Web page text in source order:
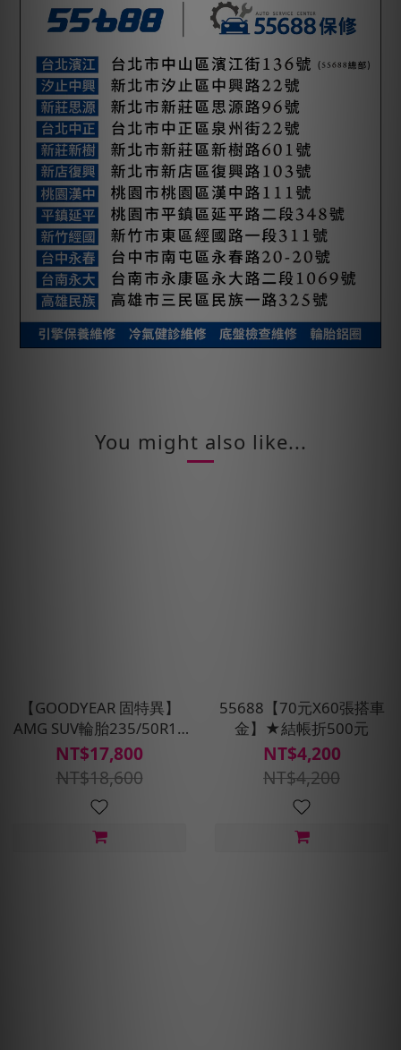
You might also like...
【GOODYEAR 固特異】
AMG SUV輪胎235/50R18
四入組(濕抓/耐用雙重保
護)含安裝定位平衡
NT$17,800
NT$18,600
55688【70元X60張搭車
金】★結帳折500元
NT$4,200
NT$4,200